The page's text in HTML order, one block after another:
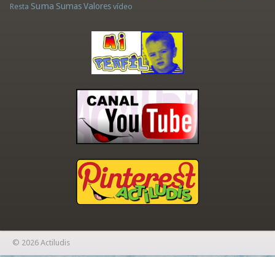
Resta Suma Sumas Valores vídeo
© 2026 Actiludis